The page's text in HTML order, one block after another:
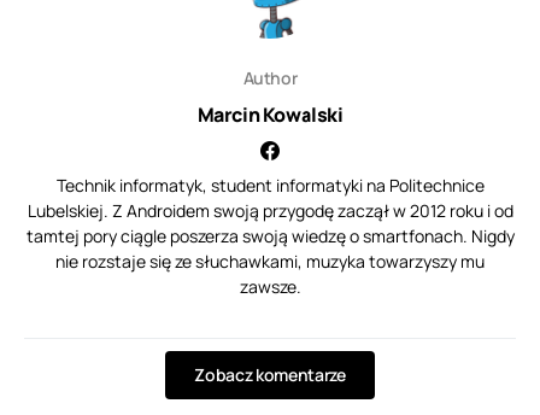
Author
Marcin Kowalski
Technik informatyk, student informatyki na Politechnice
Lubelskiej. Z Androidem swoją przygodę zaczął w 2012 roku i od
tamtej pory ciągle poszerza swoją wiedzę o smartfonach. Nigdy
nie rozstaje się ze słuchawkami, muzyka towarzyszy mu
zawsze.
Zobacz komentarze